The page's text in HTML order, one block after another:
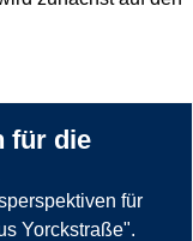
für die
für
Yorckstraße".